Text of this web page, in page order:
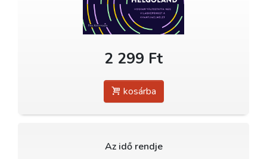
2 299 Ft
kosárba
Az idő rendje